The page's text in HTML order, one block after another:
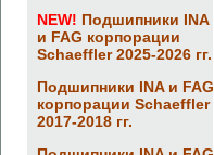
NEW! Подшипники INA
и FAG корпорации
Schaeffler 2025-2026 гг.
Подшипники INA и FAG
корпорации Schaeffler
2017-2018 гг.